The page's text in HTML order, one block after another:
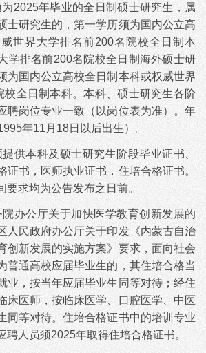
2025年毕业的全日制硕士研究生，属
士研究生的，第一学历须为国内公立高
世界大学排名前200名院校全日制本
学排名前200名院校全日制海外硕士研
为国内公立高校全日制本科或权威世界
校全日制本科。本科、硕士研究生各阶
聘岗位专业一致（以岗位表为准）。年
年11月18日以后出生） 。
供本科及硕士研究生阶段毕业证书、
证书，医师执业证书，住培合格证书。
要求均为公告发布之日前。
办公厅关于加快医学教育创新发展的
人民政府办公厅关于印发《内蒙古自治
创新发展的实施方案》要求，面向社会
普通高校应届毕业生的，其住培合格当
业，按当年应届毕业生同等对待；经住
床医师，按临床医学、口腔医学、中医
同等对待。住培合格证书中的培训专业
聘人员须2025年取得住培合格证书。